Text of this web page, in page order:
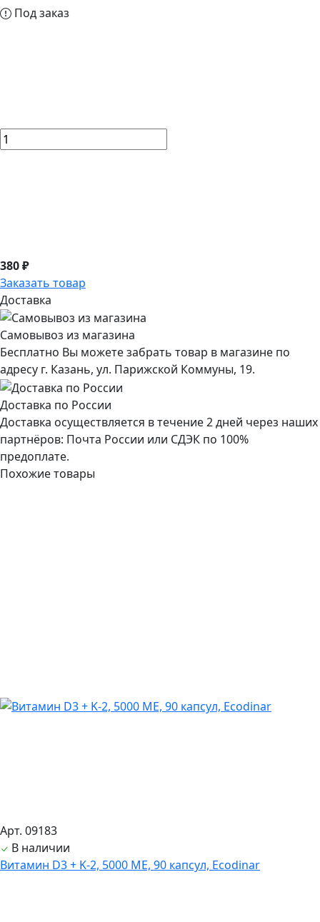
Под заказ
380 ₽
Заказать товар
Доставка
Самовывоз из магазина
Бесплатно Вы можете забрать товар в магазине по
адресу г. Казань, ул. Парижской Коммуны, 19.
Доставка по России
Доставка осуществляется в течение 2 дней через наших
партнёров: Почта России или СДЭК по 100%
предоплате.
Похожие товары
Арт. 09183
В наличии
Витамин D3 + K-2, 5000 ME, 90 капсул, Ecodinar